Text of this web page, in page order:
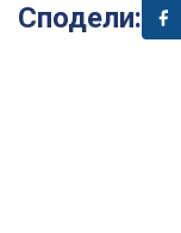
Сподели: